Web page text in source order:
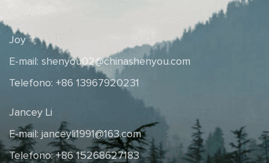
Joy
E-mail: shenyou02@chinashenyou.com
Telefono: +86 13967920231
Jancey Li
E-mail: janceyli1991@163.com
Telefono: +86 15268627183